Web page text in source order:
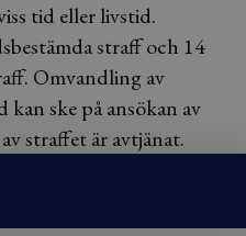
tid eller livstid.
straff och 14
Omvandling av
ske på ansökan av
straffet är avtjänat.